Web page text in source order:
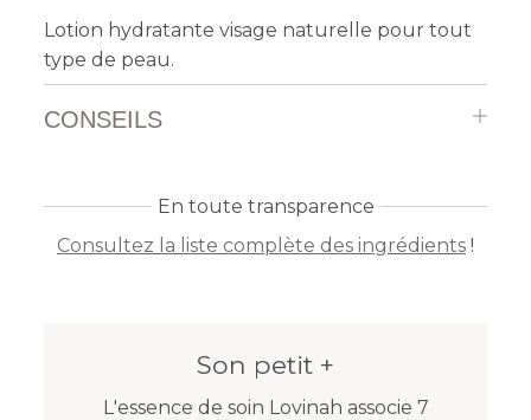
Lotion hydratante visage naturelle pour tout
type de peau.
CONSEILS
En toute transparence
Consultez la liste complète des ingrédients !
Son petit +
L'essence de soin Lovinah associe 7